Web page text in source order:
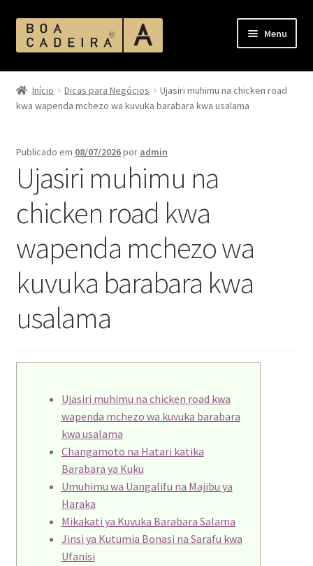
Pular
para
Pular
para
Menu
Início
Acabamento Assentos e Encostos
Acabamento Corano
Acabamento MDF
Acabamentos
Ambientes
Bases de Mesas
Blog
Catálogo
Contato
Crepe e Revestimentos Sintéticos
Política de reembolso e devoluções
Início Dicas para Negócios
Ujasiri muhimu na chicken road
kwa wapenda mchezo wa kuvuka barabara kwa usalama
Publicado em 08/07/2026por admin
Ujasiri muhimu na
chicken road kwa
wapenda mchezo wa
kuvuka barabara kwa
usalama
Ujasiri muhimu na chicken road kwa
wapenda mchezo wa kuvuka barabara
kwa usalama
Changamoto na Hatari katika
Barabara ya Kuku
Umuhimu wa Uangalifu na Majibu ya
Haraka
Mikakati ya Kuvuka Barabara Salama
Jinsi ya Kutumia Bonasi na Sarafu kwa
Ufanisi